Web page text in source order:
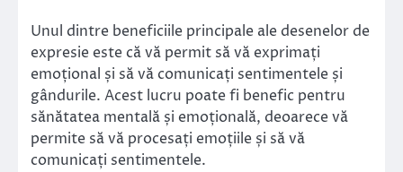
Unul dintre beneficiile principale ale desenelor de
expresie este că vă permit să vă exprimați
emoțional și să vă comunicați sentimentele și
gândurile. Acest lucru poate fi benefic pentru
sănătatea mentală și emoțională, deoarece vă
permite să vă procesați emoțiile și să vă
comunicați sentimentele.